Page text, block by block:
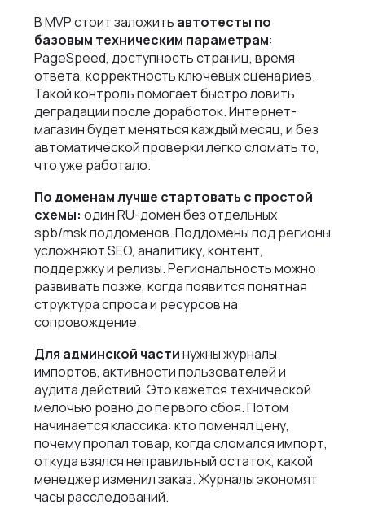
В MVP стоит заложить автотесты по
базовым техническим параметрам:
PageSpeed, доступность страниц, время
ответа, корректность ключевых сценариев.
Такой контроль помогает быстро ловить
деградации после доработок. Интернет-
магазин будет меняться каждый месяц, и без
автоматической проверки легко сломать то,
что уже работало.
По доменам лучше стартовать с простой
схемы: один RU-домен без отдельных
spb/msk поддоменов. Поддомены под регионы
усложняют SEO, аналитику, контент,
поддержку и релизы. Региональность можно
развивать позже, когда появится понятная
структура спроса и ресурсов на
сопровождение.
Для админской частинужны журналы
импортов, активности пользователей и
аудита действий. Это кажется технической
мелочью ровно до первого сбоя. Потом
начинается классика: кто поменял цену,
почему пропал товар, когда сломался импорт,
откуда взялся неправильный остаток, какой
менеджер изменил заказ. Журналы экономят
часы расследований.